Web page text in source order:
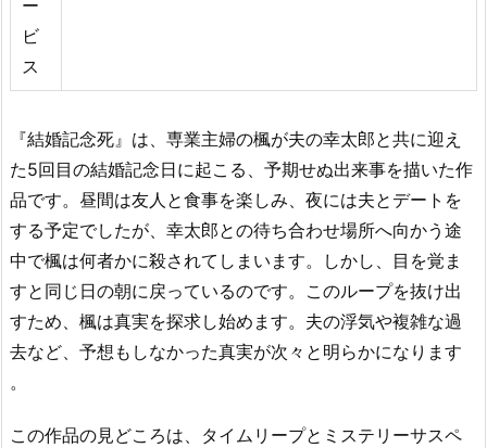
ー
ビ
ス
『結婚記念死』は、専業主婦の楓が夫の幸太郎と共に迎え
た5回目の結婚記念日に起こる、予期せぬ出来事を描いた作
品です。昼間は友人と食事を楽しみ、夜には夫とデートを
する予定でしたが、幸太郎との待ち合わせ場所へ向かう途
中で楓は何者かに殺されてしまいます。しかし、目を覚ま
すと同じ日の朝に戻っているのです。このループを抜け出
すため、楓は真実を探求し始めます。夫の浮気や複雑な過
去など、予想もしなかった真実が次々と明らかになります​​
。
この作品の見どころは、タイムリープとミステリーサスペ